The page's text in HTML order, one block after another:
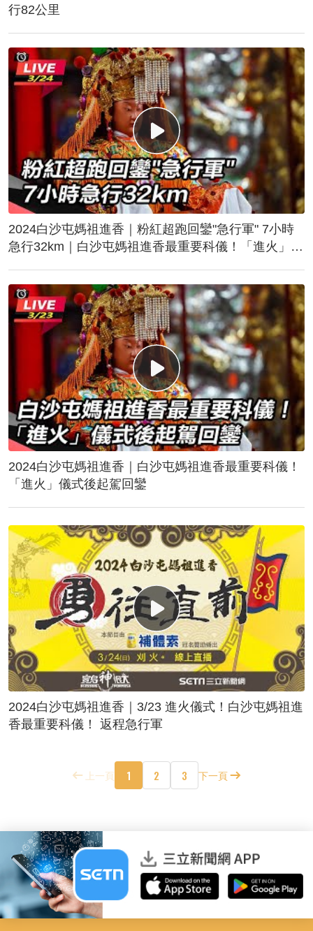
行82公里
2024白沙屯媽祖進香｜粉紅超跑回鑾"急行軍" 7小時
急行32km｜白沙屯媽祖進香最重要科儀！「進火」儀
2024白沙屯媽祖進香｜白沙屯媽祖進香最重要科儀！
「進火」儀式後起駕回鑾
2024白沙屯媽祖進香｜3/23 進火儀式！白沙屯媽祖進
香最重要科儀！ 返程急行軍
上一頁 1 2 3 下一頁